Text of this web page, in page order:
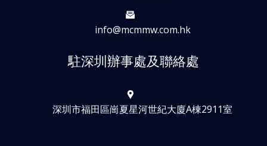
info@mcmmw.com.hk
駐深圳辦事處及聯絡處
深圳市福田區崗夏星河世紀大廈A棟2911室